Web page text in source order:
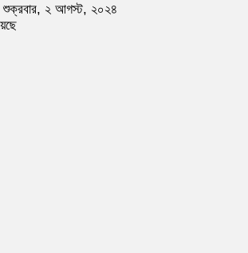
শুক্রবার, ২ আগস্ট, ২০২৪